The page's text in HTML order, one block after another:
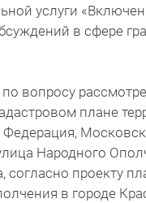
услуги
в сфере
вопросу
плане
Народного
проекту
в городе